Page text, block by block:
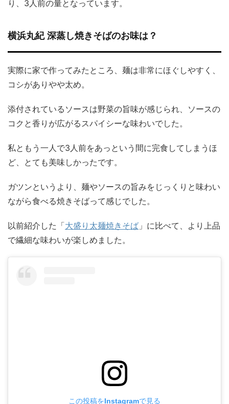
り、3人前の量となっています。
横浜丸紀 深蒸し焼きそばのお味は？
実際に家で作ってみたところ、麺は非常にほぐしやすく、
コシがありやや太め。
添付されているソースは野菜の旨味が感じられ、ソースの
コクと香りが広がるスパイシーな味わいでした。
私ともう一人で3人前をあっという間に完食してしまうほ
ど、とても美味しかったです。
ガツンというより、麺やソースの旨みをじっくりと味わい
ながら食べる焼きそばって感じでした。
以前紹介した「大盛り太麺焼きそば 」に比べて、より上品
で繊細な味わいが楽しめました。
この投稿をInstagramで見る